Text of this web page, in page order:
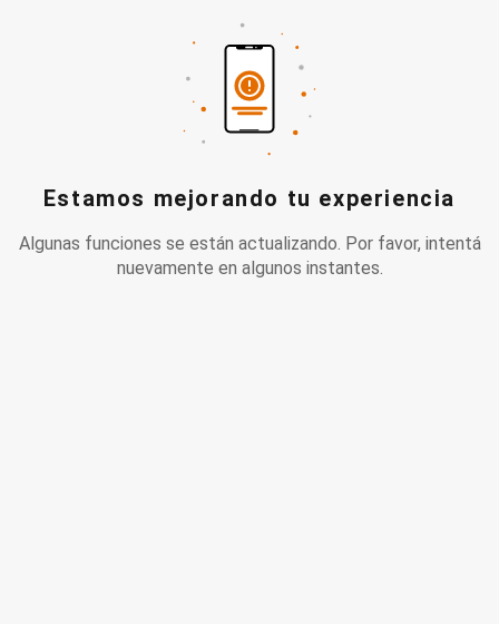
Estamos mejorando tu experiencia
Algunas funciones se están actualizando. Por favor, intentá
nuevamente en algunos instantes.